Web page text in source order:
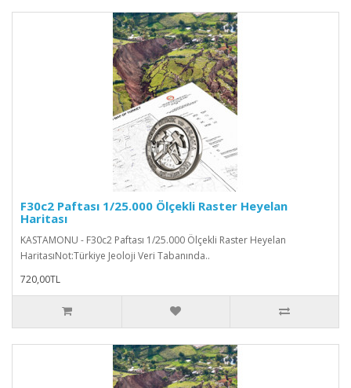
F30c2 Paftası 1/25.000 Ölçekli Raster Heyelan
Haritası
KASTAMONU - F30c2 Paftası 1/25.000 Ölçekli Raster Heyelan
HaritasıNot:Türkiye Jeoloji Veri Tabanında..
720,00TL